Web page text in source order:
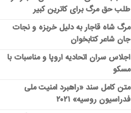
طلب حق مرگ برای کاترین کبیر
مرگ شاه قاجار به دلیل خربزه و نجات
جان شاعر کتابخوان
اجلاس سران اتحادیه اروپا و مناسبات با
مسکو
متن کامل سند «راهبرد امنیت ملی
فدراسیون روسیه» ۲۰۲۱